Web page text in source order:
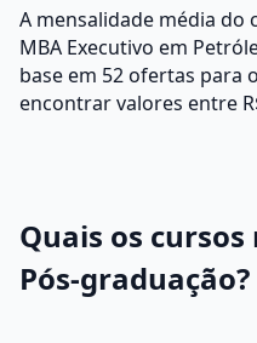
A mensalidade média do
MBA Executivo em
base em 52 ofertas para
encontrar valores entre
Quais os
Pós-graduação?